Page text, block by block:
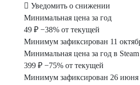
Уведомить о снижении
Минимальная цена за год
49 ₽ −38% от текущей
Минимум зафиксирован 11
Минимальная цена за год в Steam
399 ₽ −75% от текущей
Минимум зафиксирован 26 июня